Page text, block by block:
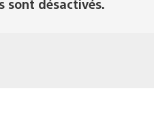
sont désactivés.